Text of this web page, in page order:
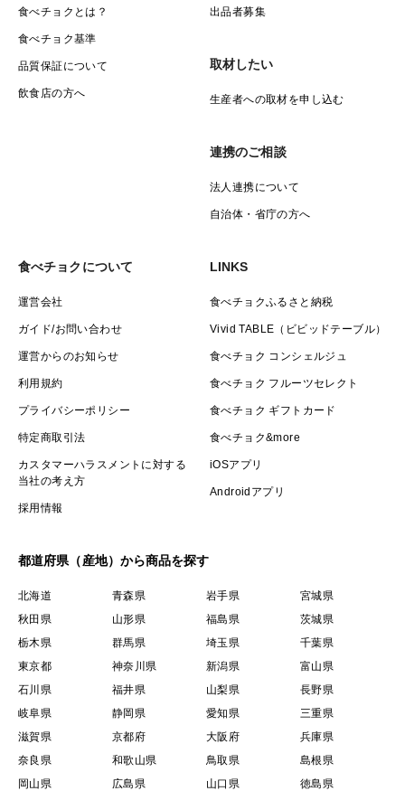
食べチョクとは？
食べチョク基準
品質保証について
飲食店の方へ
出品者募集
取材したい
生産者への取材を申し込む
連携のご相談
法人連携について
自治体・省庁の方へ
食べチョクについて
運営会社
ガイド/お問い合わせ
運営からのお知らせ
利用規約
プライバシーポリシー
特定商取引法
カスタマーハラスメントに対する
当社の考え方
採用情報
LINKS
食べチョクふるさと納税
Vivid TABLE（ビビッドテーブル）
食べチョク コンシェルジュ
食べチョク フルーツセレクト
食べチョク ギフトカード
食べチョク&more
iOSアプリ
Androidアプリ
都道府県（産地）から商品を探す
北海道 青森県 岩手県
宮城県
秋田県
山形県 福島県
茨城県
栃木県
群馬県 埼玉県
千葉県
東京都
神奈川県 新潟県
富山県
石川県
福井県 山梨県
長野県
岐阜県
静岡県 愛知県
三重県
滋賀県
京都府 大阪府
兵庫県
奈良県
和歌山県 鳥取県
島根県
岡山県
広島県 山口県 徳島県